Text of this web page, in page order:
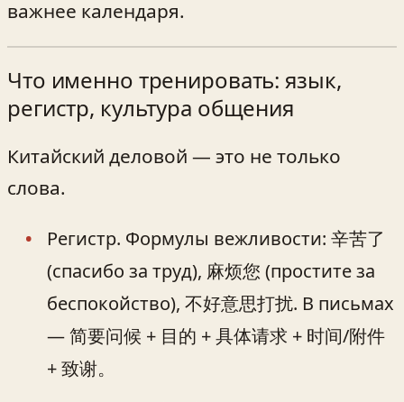
важнее календаря.
Что именно тренировать: язык,
регистр, культура общения
Китайский деловой — это не только
слова.
Регистр. Формулы вежливости: 辛苦了
(спасибо за труд), 麻烦您 (простите за
беспокойство), 不好意思打扰. В письмах
— 简要问候 + 目的 + 具体请求 + 时间/附件
+ 致谢。